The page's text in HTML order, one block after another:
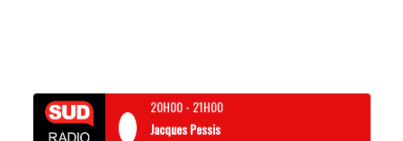
20H00- 21H00
Jacques Pessis